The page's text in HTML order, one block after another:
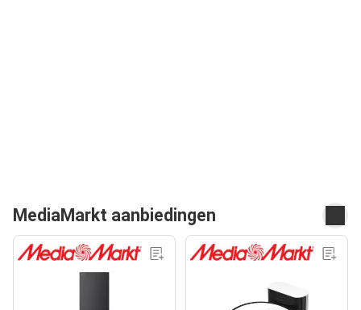
MediaMarkt aanbiedingen